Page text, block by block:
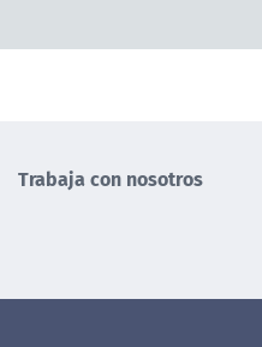
Trabaja con nosotros